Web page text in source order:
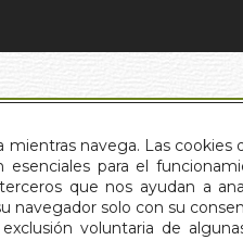
navega. Las cookies
para el
que nos ayudan a
navegador solo con su
voluntaria de
SOMOS